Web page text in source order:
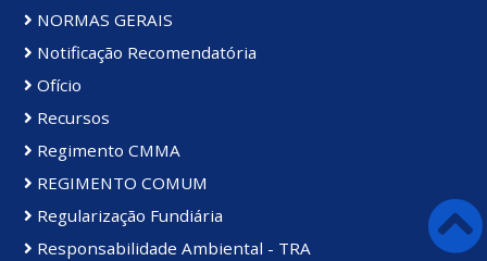
NORMAS GERAIS
Notificação Recomendatória
Ofício
Recursos
Regimento CMMA
REGIMENTO COMUM
Regularização Fundiária
Responsabilidade Ambiental - TRA